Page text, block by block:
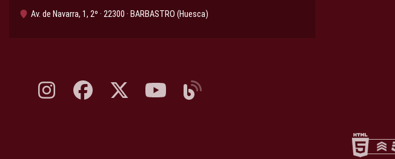
Av. de Navarra, 1, 2º · 22300 · BARBASTRO (Huesca)
Instagram, abre en nueva pestaña
Facebook, abre en nueva pestaña
X, antes Twitter, abre en nueva pestaña
YouTube, abre en nueva pestaña
Blog, abre en nueva pestaña